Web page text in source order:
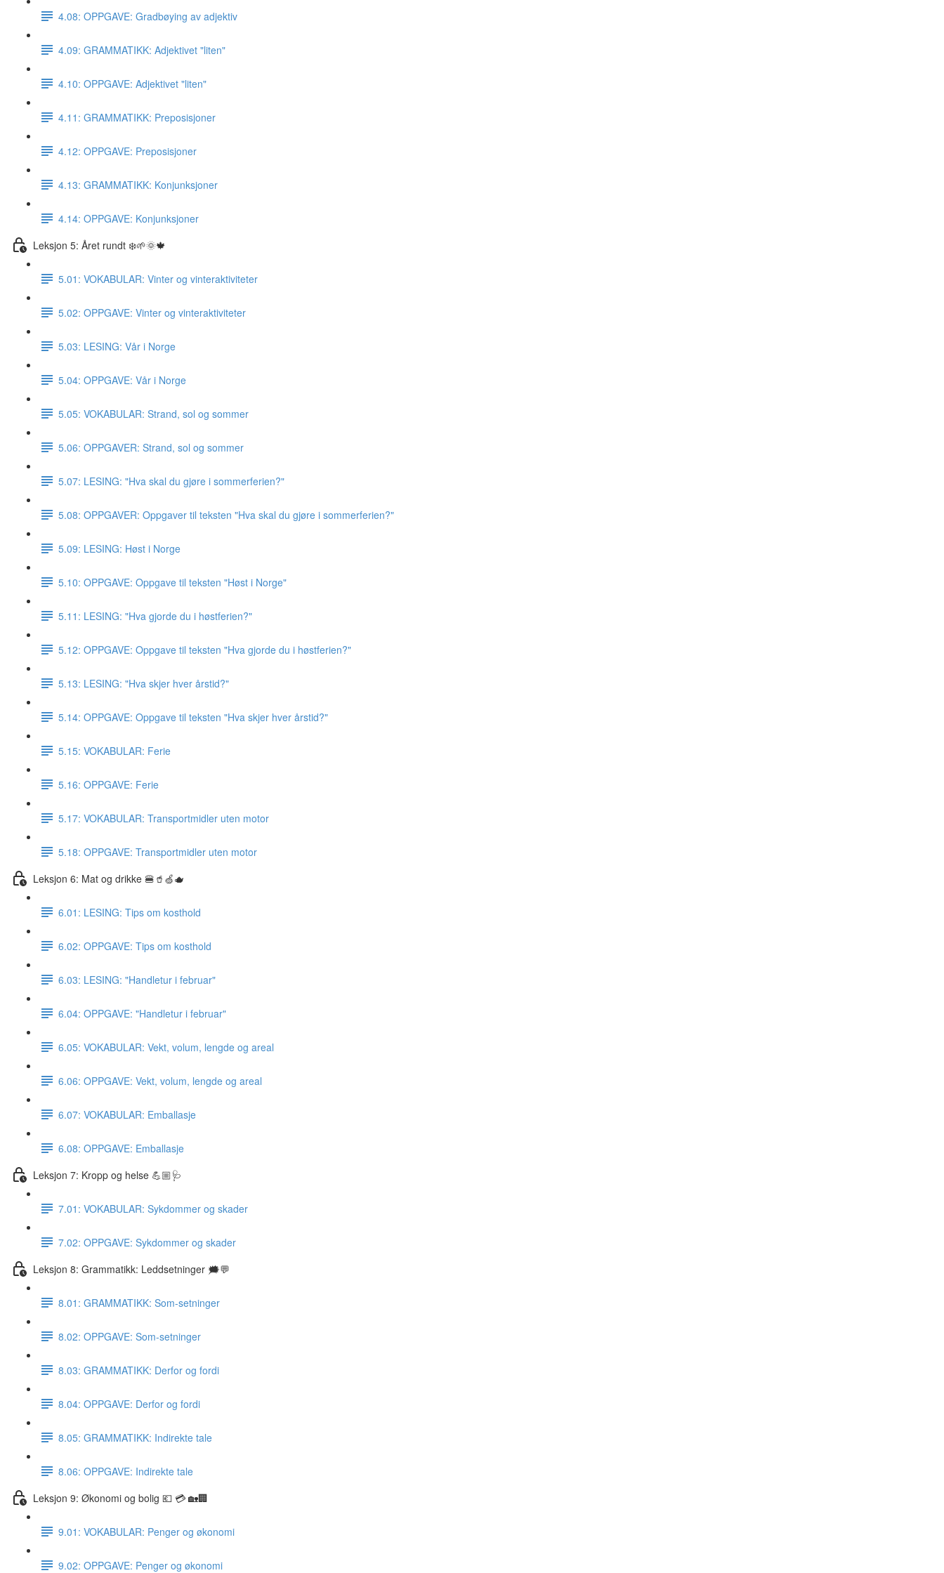
4.08: OPPGAVE: Gradbøying av adjektiv
4.09: GRAMMATIKK: Adjektivet "liten"
4.10: OPPGAVE: Adjektivet "liten"
4.11: GRAMMATIKK: Preposisjoner
4.12: OPPGAVE: Preposisjoner
4.13: GRAMMATIKK: Konjunksjoner
4.14: OPPGAVE: Konjunksjoner
Leksjon 5: Året rundt ❄️🌱🌞🍁
5.01: VOKABULAR: Vinter og vinteraktiviteter
5.02: OPPGAVE: Vinter og vinteraktiviteter
5.03: LESING: Vår i Norge
5.04: OPPGAVE: Vår i Norge
5.05: VOKABULAR: Strand, sol og sommer
5.06: OPPGAVER: Strand, sol og sommer
5.07: LESING: "Hva skal du gjøre i sommerferien?"
5.08: OPPGAVER: Oppgaver til teksten "Hva skal du gjøre i sommerferien?"
5.09: LESING: Høst i Norge
5.10: OPPGAVE: Oppgave til teksten "Høst i Norge"
5.11: LESING: "Hva gjorde du i høstferien?"
5.12: OPPGAVE: Oppgave til teksten "Hva gjorde du i høstferien?"
5.13: LESING: "Hva skjer hver årstid?"
5.14: OPPGAVE: Oppgave til teksten "Hva skjer hver årstid?"
5.15: VOKABULAR: Ferie
5.16: OPPGAVE: Ferie
5.17: VOKABULAR: Transportmidler uten motor
5.18: OPPGAVE: Transportmidler uten motor
Leksjon 6: Mat og drikke 🍔🥤🍏🫖
6.01: LESING: Tips om kosthold
6.02: OPPGAVE: Tips om kosthold
6.03: LESING: "Handletur i februar"
6.04: OPPGAVE: "Handletur i februar"
6.05: VOKABULAR: Vekt, volum, lengde og areal
6.06: OPPGAVE: Vekt, volum, lengde og areal
6.07: VOKABULAR: Emballasje
6.08: OPPGAVE: Emballasje
Leksjon 7: Kropp og helse 💪🏼🩺
7.01: VOKABULAR: Sykdommer og skader
7.02: OPPGAVE: Sykdommer og skader
Leksjon 8: Grammatikk: Leddsetninger 🗯💬
8.01: GRAMMATIKK: Som-setninger
8.02: OPPGAVE: Som-setninger
8.03: GRAMMATIKK: Derfor og fordi
8.04: OPPGAVE: Derfor og fordi
8.05: GRAMMATIKK: Indirekte tale
8.06: OPPGAVE: Indirekte tale
Leksjon 9: Økonomi og bolig 💶 💳 🏡🏢
9.01: VOKABULAR: Penger og økonomi
9.02: OPPGAVE: Penger og økonomi